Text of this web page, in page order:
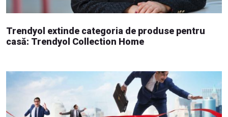
Trendyol extinde categoria de produse pentru
casă: Trendyol Collection Home